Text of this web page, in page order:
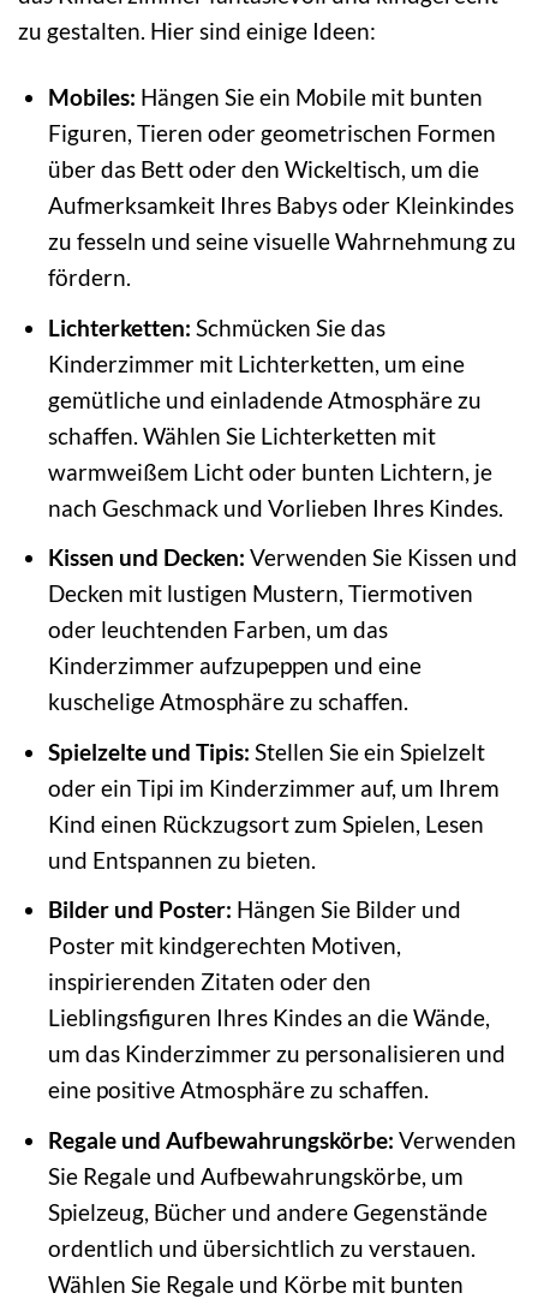
zu gestalten. Hier sind einige Ideen:
Mobiles: Hängen Sie ein Mobile mit bunten
Figuren, Tieren oder geometrischen Formen
über das Bett oder den Wickeltisch, um die
Aufmerksamkeit Ihres Babys oder Kleinkindes
zu fesseln und seine visuelle Wahrnehmung zu
fördern.
Lichterketten: Schmücken Sie das
Kinderzimmer mit Lichterketten, um eine
gemütliche und einladende Atmosphäre zu
schaffen. Wählen Sie Lichterketten mit
warmweißem Licht oder bunten Lichtern, je
nach Geschmack und Vorlieben Ihres Kindes.
Kissen und Decken: Verwenden Sie Kissen und
Decken mit lustigen Mustern, Tiermotiven
oder leuchtenden Farben, um das
Kinderzimmer aufzupeppen und eine
kuschelige Atmosphäre zu schaffen.
Spielzelte und Tipis: Stellen Sie ein Spielzelt
oder ein Tipi im Kinderzimmer auf, um Ihrem
Kind einen Rückzugsort zum Spielen, Lesen
und Entspannen zu bieten.
Bilder und Poster: Hängen Sie Bilder und
Poster mit kindgerechten Motiven,
inspirierenden Zitaten oder den
Lieblingsfiguren Ihres Kindes an die Wände,
um das Kinderzimmer zu personalisieren und
eine positive Atmosphäre zu schaffen.
Regale und Aufbewahrungskörbe: Verwenden
Sie Regale und Aufbewahrungskörbe, um
Spielzeug, Bücher und andere Gegenstände
ordentlich und übersichtlich zu verstauen.
Wählen Sie Regale und Körbe mit bunten